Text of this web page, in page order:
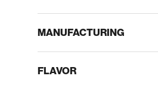
MANUFACTURING
FLAVOR